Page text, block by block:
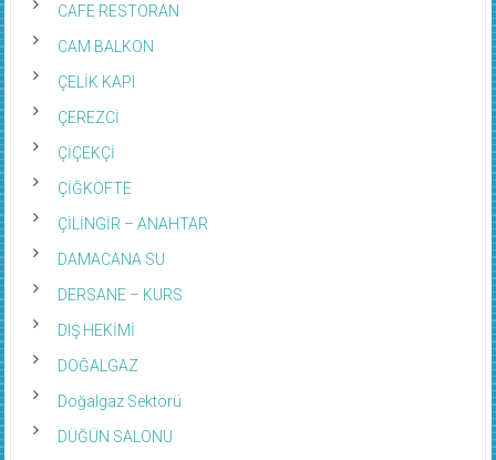
CAFE RESTORAN
CAM BALKON
ÇELİK KAPI
ÇEREZCİ
ÇİÇEKÇİ
ÇİĞKÖFTE
ÇİLİNGİR – ANAHTAR
DAMACANA SU
DERSANE – KURS
DIŞ HEKİMİ
DOĞALGAZ
Doğalgaz Sektörü
DÜĞÜN SALONU